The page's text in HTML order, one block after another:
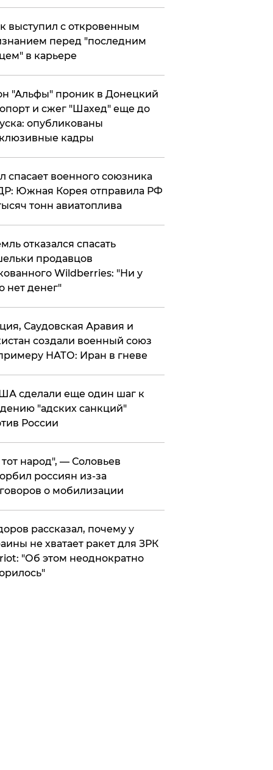
выступил с откровенным
перед "последним
в карьере
"Альфы" проник в Донецкий
и сжег "Шахед" еще до
опубликованы
кадры
спасает военного союзника
Южная Корея отправила РФ
тонн авиатоплива
отказался спасать
продавцов
Wildberries: "Ни у
нет денег"
Саудовская Аравия и
создали военный союз
НАТО: Иран в гневе
сделали еще один шаг к
"адских санкций"
России
народ", — Соловьев
россиян из-за
о мобилизации
рассказал, почему у
не хватает ракет для ЗРК
"Об этом неоднократно